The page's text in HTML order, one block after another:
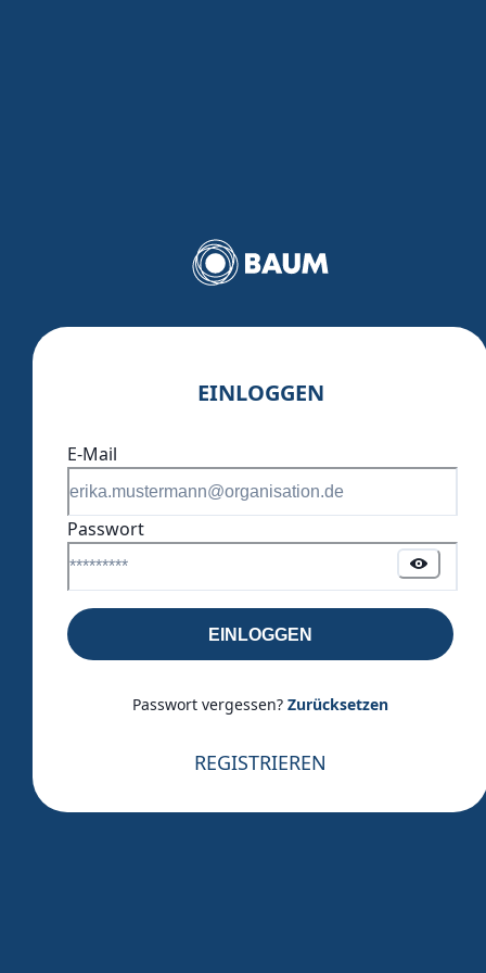
EINLOGGEN
E-Mail
Passwort
EINLOGGEN
Passwort vergessen? Zurücksetzen
REGISTRIEREN